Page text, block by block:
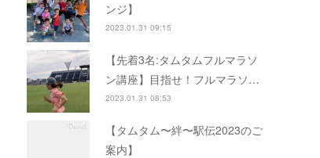
ンジ】
2023.01.31 09:15
【先着3名:タムタムフルマラソ
ン講座】目指せ！フルマラソ…
2023.01.31 08:53
【タムタム〜絆〜駅伝2023のご
案内】